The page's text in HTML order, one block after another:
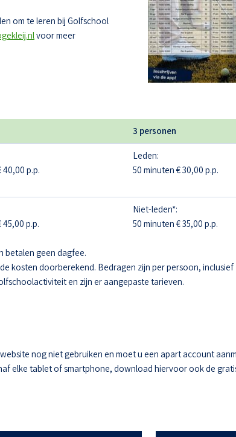
om te leren bij Golfschool
voor meer
3 personen
40,00 p.p.
Leden:
50 minuten € 30,00 p.p.
45,00 p.p.
Niet-leden*:
50 minuten € 35,00 p.p.
betalen geen dagfee.
kosten doorberekend. Bedragen zijn per persoon, inclusief
en zijn er aangepaste tarieven.
nog niet gebruiken en moet u een apart account
elke tablet of smartphone, download hiervoor ook de